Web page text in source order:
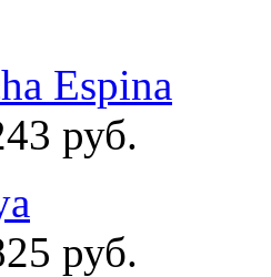
Espina
руб.
руб.